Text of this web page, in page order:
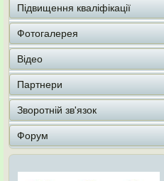
Підвищення кваліфікації
Фотогалерея
Відео
Партнери
Зворотній зв'язок
Форум